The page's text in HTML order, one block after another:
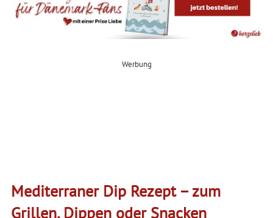
Werbung
Mediterraner Dip Rezept – zum
Grillen, Dippen oder Snacken